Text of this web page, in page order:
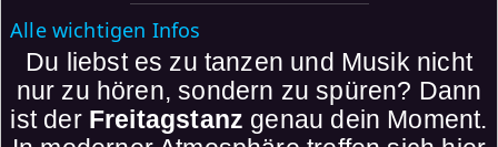
Alle wichtigen Infos
Du liebst es zu tanzen und Musik nicht
nur zu hören, sondern zu spüren? Dann
ist der Freitagstanz genau dein Moment.